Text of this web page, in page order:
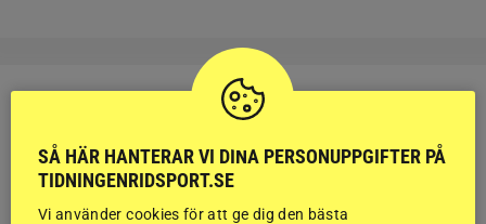
RIDSPORT
BLOGGAR
SÅ HÄR HANTERAR VI DINA PERSONUPPGIFTER PÅ
TIDNINGENRIDSPORT.SE
Vi använder cookies för att ge dig den bästa